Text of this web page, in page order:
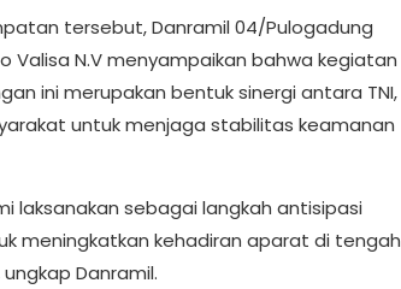
tersebut, Danramil 04/Pulogadung
Valisa N.V menyampaikan bahwa kegiatan
ini merupakan bentuk sinergi antara TNI,
untuk menjaga stabilitas keamanan
laksanakan sebagai langkah antisipasi
meningkatkan kehadiran aparat di tengah
Danramil.